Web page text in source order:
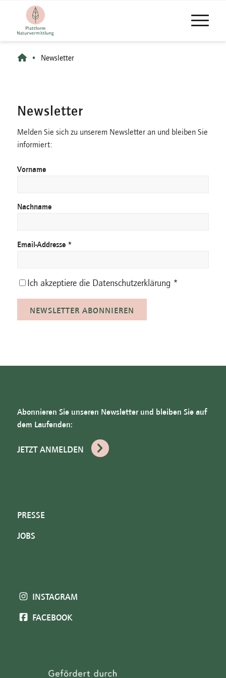
• Newsletter
Newsletter
Melden Sie sich zu unserem Newsletter an und bleiben Sie
informiert:
Vorname
Nachname
Email-Addresse *
Ich akzeptiere die Datenschutzerklärung *
Abonnieren Sie unseren Newsletter und bleiben Sie auf
dem Laufenden:
JETZT ANMELDEN
PRESSE
JOBS
INSTAGRAM
FACEBOOK